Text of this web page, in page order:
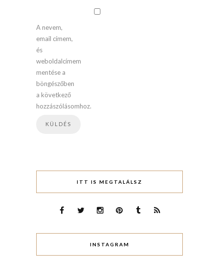
A nevem,
email címem,
és
weboldalcímem
mentése a
böngészőben
a következő
hozzászólásomhoz.
ITT IS MEGTALÁLSZ
INSTAGRAM